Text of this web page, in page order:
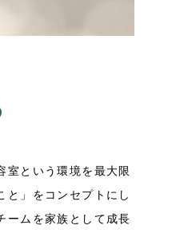
室という環境を最大限
と」をコンセプトにし
ームを家族として成長